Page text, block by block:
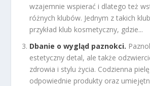
wzajemnie wspierać i dlatego też
różnych klubów. Jednym z takich
przykład klub kosmetyczny, gdzie...
Dbanie o wygląd paznokci.
estetyczny detal, ale także
zdrowia i stylu życia. Codzienna
odpowiednie produkty oraz